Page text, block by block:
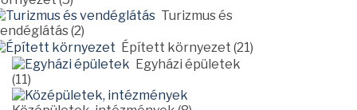
Turizmus és
(2)
Épített környezet (21)
Egyházi épületek
(11)